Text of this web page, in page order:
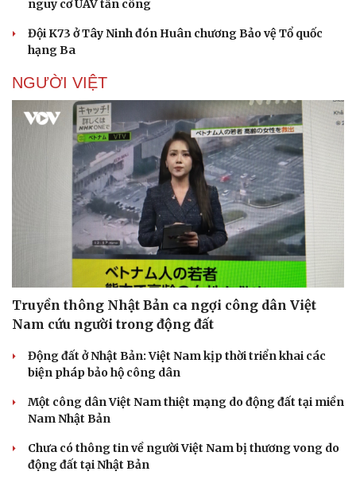
nguy cơ UAV tấn công
Đội K73 ở Tây Ninh đón Huân chương Bảo vệ Tổ quốc
hạng Ba
NGƯỜI VIỆT
Truyền thông Nhật Bản ca ngợi công dân Việt
Nam cứu người trong động đất
Động đất ở Nhật Bản: Việt Nam kịp thời triển khai các
biện pháp bảo hộ công dân
Một công dân Việt Nam thiệt mạng do động đất tại miền
Nam Nhật Bản
Chưa có thông tin về người Việt Nam bị thương vong do
động đất tại Nhật Bản